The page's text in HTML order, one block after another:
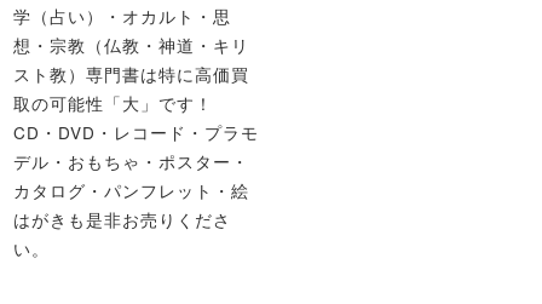
学（占い）・オカルト・思
想・宗教（仏教・神道・キリ
スト教）専門書は特に高価買
取の可能性「大」です！
CD・DVD・レコード・プラモ
デル・おもちゃ・ポスター・
カタログ・パンフレット・絵
はがきも是非お売りくださ
い。